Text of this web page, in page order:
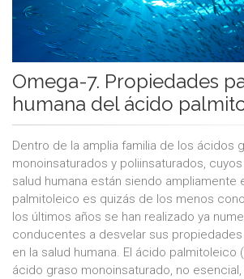
Omega-7. Propiedades
humana del ácido
Dentro de la amplia familia de los ácidos
monoinsaturados y poliinsaturados,
salud humana están siendo ampliamente
palmitoleico es quizás de los menos
los últimos años se han realizado ya
conducentes a desvelar sus
en la salud humana. El ácido palmitoleico
ácido graso monoinsaturado, no esencial,